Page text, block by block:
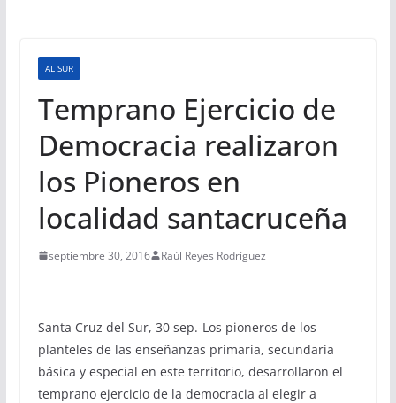
AL SUR
Temprano Ejercicio de
Democracia realizaron
los Pioneros en
localidad santacruceña
septiembre 30, 2016 Raúl Reyes Rodríguez
Santa Cruz del Sur, 30 sep.-Los pioneros de los
planteles de las enseñanzas primaria, secundaria
básica y especial en este territorio, desarrollaron el
temprano ejercicio de la democracia al elegir a